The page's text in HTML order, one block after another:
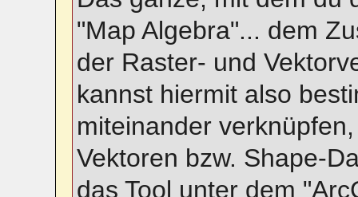
"Map Algebra"... dem
der Raster- und
kannst hiermit also
miteinander
Vektoren bzw. Shape-
das Tool unter dem